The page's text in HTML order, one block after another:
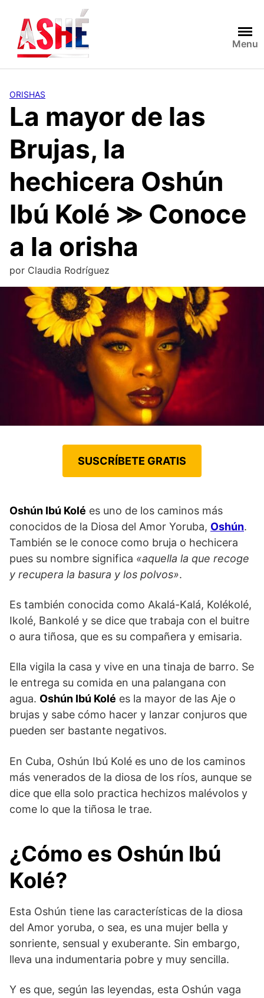
contenido
Menu
ORISHAS
La mayor de las
Brujas, la
hechicera Oshún
Ibú Kolé ≫ Conoce
a la orisha
por Claudia Rodríguez
SUSCRÍBETE GRATIS
Oshún Ibú Kolé es uno de los caminos más
conocidos de la Diosa del Amor Yoruba, Oshún.
También se le conoce como bruja o hechicera
pues su nombre significa «aquella la que recoge
y recupera la basura y los polvos».
Es también conocida como Akalá-Kalá, Kolékolé,
Ikolé, Bankolé y se dice que trabaja con el buitre
o aura tiñosa, que es su compañera y emisaria.
Ella vigila la casa y vive en una tinaja de barro. Se
le entrega su comida en una palangana con
agua. Oshún Ibú Kolé es la mayor de las Aje o
brujas y sabe cómo hacer y lanzar conjuros que
pueden ser bastante negativos.
En Cuba, Oshún Ibú Kolé es uno de los caminos
más venerados de la diosa de los ríos, aunque se
dice que ella solo practica hechizos malévolos y
come lo que la tiñosa le trae.
¿Cómo es Oshún Ibú
Kolé?
Esta Oshún tiene las características de la diosa
del Amor yoruba, o sea, es una mujer bella y
sonriente, sensual y exuberante. Sin embargo,
lleva una indumentaria pobre y muy sencilla.
Y es que, según las leyendas, esta Oshún vaga